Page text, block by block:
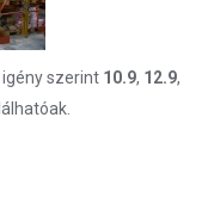
igény szerint 10.9, 12.9,